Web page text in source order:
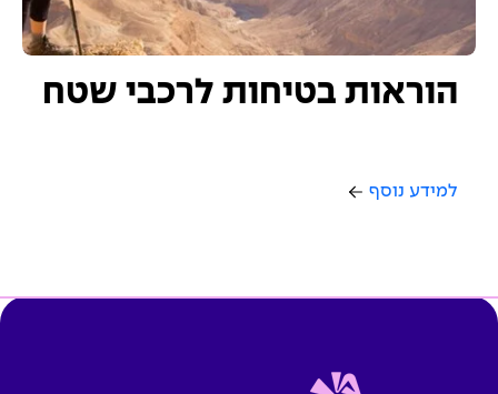
הוראות בטיחות לרכבי שטח
למידע נוסף